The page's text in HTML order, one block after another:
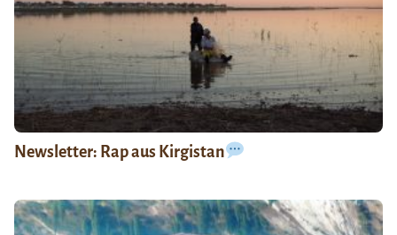
Newsletter: Rap aus Kirgistan